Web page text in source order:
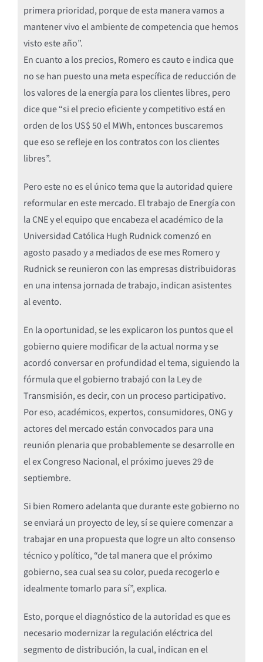
primera prioridad, porque de esta manera vamos a
mantener vivo el ambiente de competencia que hemos
visto este año”.
En cuanto a los precios, Romero es cauto e indica que
no se han puesto una meta específica de reducción de
los valores de la energía para los clientes libres, pero
dice que “si el precio eficiente y competitivo está en
orden de los US$ 50 el MWh, entonces buscaremos
que eso se refleje en los contratos con los clientes
libres”.
Pero este no es el único tema que la autoridad quiere
reformular en este mercado. El trabajo de Energía con
la CNE y el equipo que encabeza el académico de la
Universidad Católica Hugh Rudnick comenzó en
agosto pasado y a mediados de ese mes Romero y
Rudnick se reunieron con las empresas distribuidoras
en una intensa jornada de trabajo, indican asistentes
al evento.
En la oportunidad, se les explicaron los puntos que el
gobierno quiere modificar de la actual norma y se
acordó conversar en profundidad el tema, siguiendo la
fórmula que el gobierno trabajó con la Ley de
Transmisión, es decir, con un proceso participativo.
Por eso, académicos, expertos, consumidores, ONG y
actores del mercado están convocados para una
reunión plenaria que probablemente se desarrolle en
el ex Congreso Nacional, el próximo jueves 29 de
septiembre.
Si bien Romero adelanta que durante este gobierno no
se enviará un proyecto de ley, sí se quiere comenzar a
trabajar en una propuesta que logre un alto consenso
técnico y político, “de tal manera que el próximo
gobierno, sea cual sea su color, pueda recogerlo e
idealmente tomarlo para sí”, explica.
Esto, porque el diagnóstico de la autoridad es que es
necesario modernizar la regulación eléctrica del
segmento de distribución, la cual, indican en el